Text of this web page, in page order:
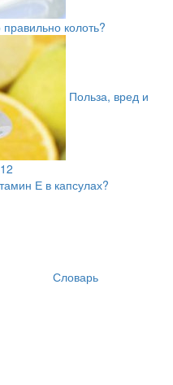
колоть?
Польза, вред и
Е в капсулах?
Словарь